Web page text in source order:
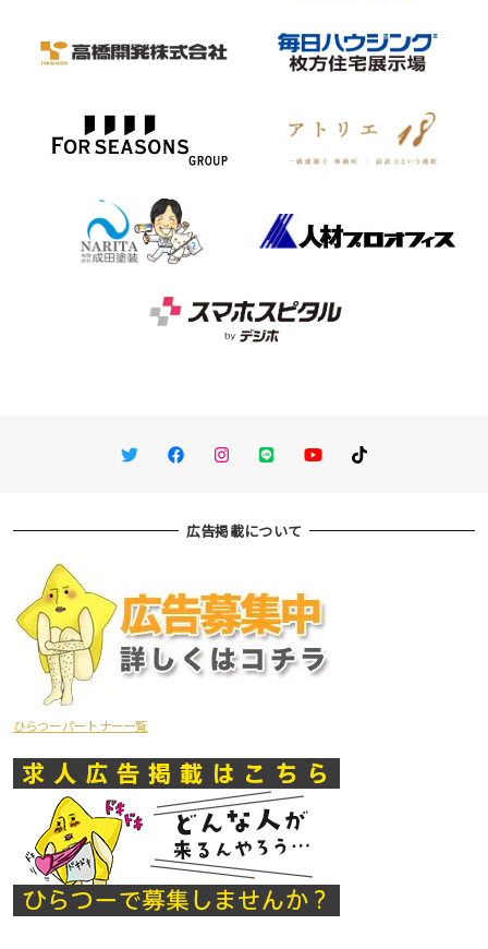
TwitterFacebookInstagram
LINE You TubeTikTok
広告掲載について
ひらつーパートナー一覧